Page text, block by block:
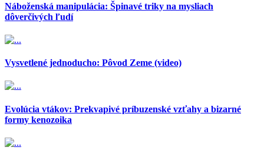
Náboženská manipulácia: Špinavé triky na mysliach
dôverčivých ľudí
Vysvetlené jednoducho: Pôvod Zeme (video)
Evolúcia vtákov: Prekvapivé príbuzenské vzťahy a bizarné
formy kenozoika